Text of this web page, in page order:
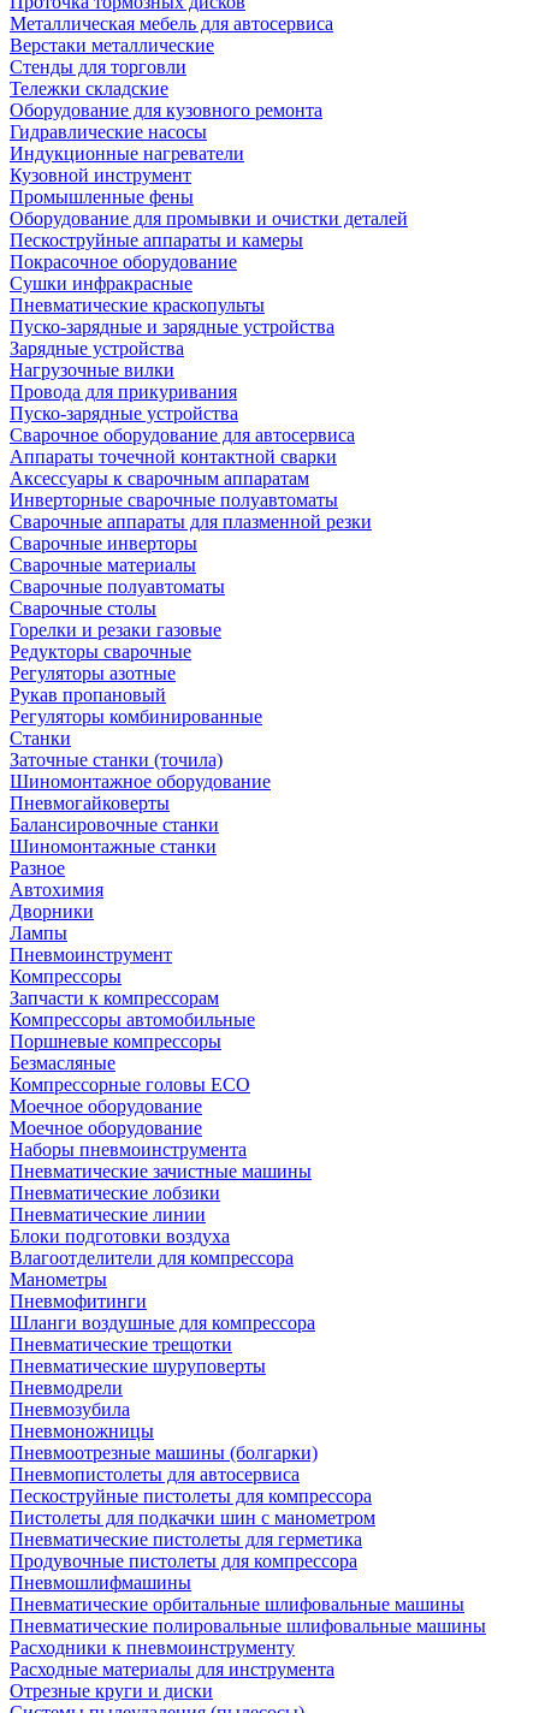
Металлическая мебель для автосервиса
Верстаки металлические
Стенды для торговли
Тележки складские
Оборудование для кузовного ремонта
Гидравлические насосы
Индукционные нагреватели
Кузовной инструмент
Промышленные фены
Оборудование для промывки и очистки деталей
Пескоструйные аппараты и камеры
Покрасочное оборудование
Сушки инфракрасные
Пневматические краскопульты
Пуско-зарядные и зарядные устройства
Зарядные устройства
Нагрузочные вилки
Провода для прикуривания
Пуско-зарядные устройства
Сварочное оборудование для автосервиса
Аппараты точечной контактной сварки
Аксессуары к сварочным аппаратам
Инверторные сварочные полуавтоматы
Сварочные аппараты для плазменной резки
Сварочные инверторы
Сварочные материалы
Сварочные полуавтоматы
Сварочные столы
Горелки и резаки газовые
Редукторы сварочные
Регуляторы азотные
Рукав пропановый
Регуляторы комбинированные
Станки
Заточные станки (точила)
Шиномонтажное оборудование
Пневмогайковерты
Балансировочные станки
Шиномонтажные станки
Разное
Автохимия
Дворники
Лампы
Пневмоинструмент
Компрессоры
Запчасти к компрессорам
Компрессоры автомобильные
Поршневые компрессоры
Безмасляные
Компрессорные головы ECO
Моечное оборудование
Моечное оборудование
Наборы пневмоинструмента
Пневматические зачистные машины
Пневматические лобзики
Пневматические линии
Блоки подготовки воздуха
Влагоотделители для компрессора
Манометры
Пневмофитинги
Шланги воздушные для компрессора
Пневматические трещотки
Пневматические шуруповерты
Пневмодрели
Пневмозубила
Пневмоножницы
Пневмоотрезные машины (болгарки)
Пневмопистолеты для автосервиса
Пескоструйные пистолеты для компрессора
Пистолеты для подкачки шин с манометром
Пневматические пистолеты для герметика
Продувочные пистолеты для компрессора
Пневмошлифмашины
Пневматические орбитальные шлифовальные машины
Пневматические полировальные шлифовальные машины
Расходники к пневмоинструменту
Расходные материалы для инструмента
Отрезные круги и диски